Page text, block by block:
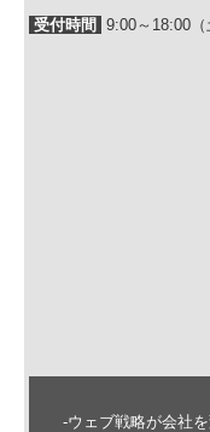
受付時間 9:00～18:00（
-ウェブ戦略が会社